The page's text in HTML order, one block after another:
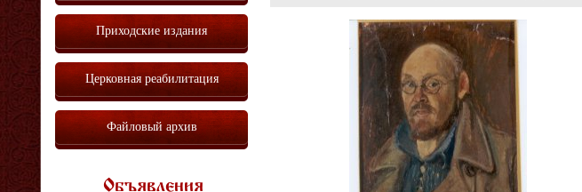
Приходские издания
Церковная реабилитация
Файловый архив
Объявления